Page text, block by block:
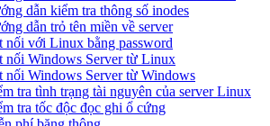
dẫn kiểm tra thông số inodes
dẫn trỏ tên miền về server
nối với Linux bằng password
nối Windows Server từ Linux
nối Windows Server từ Windows
tra tình trạng tài nguyên của server Linux
tra tốc độc đọc ghi ổ cứng